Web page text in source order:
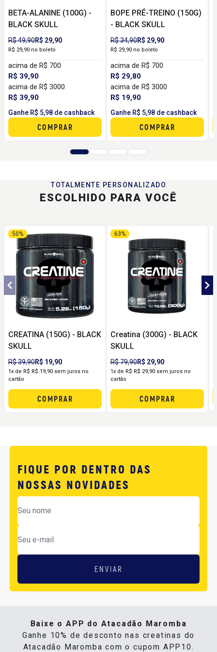
BETA-ALANINE (100G) -
BLACK SKULL
R$ 49,90R$ 29,90
R$ 29,90 no boleto
acima de R$ 700
R$ 39,90
acima de R$ 3000
R$ 39,90
Ganhe R$ 5,98 de cashback
COMPRAR
BOPE PRÉ-TREINO (150G)
- BLACK SKULL
R$ 34,90R$ 29,90
R$ 29,90 no boleto
acima de R$ 700
R$ 29,80
acima de R$ 3000
R$ 19,90
Ganhe R$ 5,98 de cashback
COMPRAR
TOTALMENTE PERSONALIZADO
ESCOLHIDO PARA VOCÊ
CREATINA (150G) - BLACK
SKULL
R$ 39,90R$ 19,90
50%
1x de R$ R$ 19,90 sem juros no
cartão
COMPRAR
Creatina (300G) - BLACK
SKULL
R$ 79,90R$ 29,90
63%
1x de R$ R$ 29,90 sem juros no
cartão
COMPRAR
FIQUE POR DENTRO DAS
NOSSAS NOVIDADES
ENVIAR
Baixe o APP do Atacadão Maromba
Ganhe 10% de desconto nas creatinas do
Atacadão Maromba com o cupom APP10.